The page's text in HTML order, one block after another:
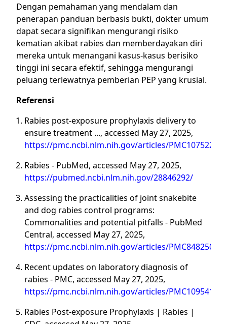
Dengan pemahaman yang mendalam dan
penerapan panduan berbasis bukti, dokter umum
dapat secara signifikan mengurangi risiko
kematian akibat rabies dan memberdayakan diri
mereka untuk menangani kasus-kasus berisiko
tinggi ini secara efektif, sehingga mengurangi
peluang terlewatnya pemberian PEP yang krusial.
Referensi
Rabies post-exposure prophylaxis delivery to
ensure treatment ..., accessed May 27, 2025,
https://pmc.ncbi.nlm.nih.gov/articles/PMC10752235/
Rabies - PubMed, accessed May 27, 2025,
https://pubmed.ncbi.nlm.nih.gov/28846292/
Assessing the practicalities of joint snakebite
and dog rabies control programs:
Commonalities and potential pitfalls - PubMed
Central, accessed May 27, 2025,
https://pmc.ncbi.nlm.nih.gov/articles/PMC8482506/
Recent updates on laboratory diagnosis of
rabies - PMC, accessed May 27, 2025,
https://pmc.ncbi.nlm.nih.gov/articles/PMC10954107/
Rabies Post-exposure Prophylaxis | Rabies |